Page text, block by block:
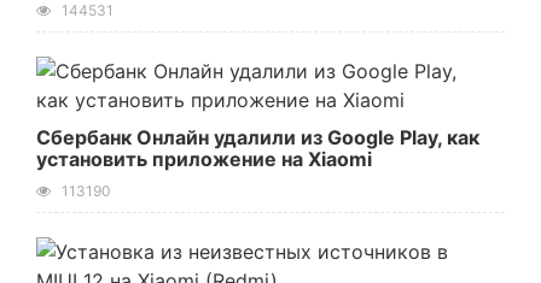
144531
Сбербанк Онлайн удалили из Google Play, как
установить приложение на Xiaomi
113190